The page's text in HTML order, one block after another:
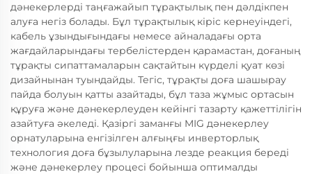
дәнекерлерді таңғажайып тұрақтылық пен дәлдікпен
алуға негіз болады. Бұл тұрақтылық кіріс кернеуіндегі,
кабель ұзындығындағы немесе айналадағы орта
жағдайларындағы тербелістерден қарамастан, доғаның
тұрақты сипаттамаларын сақтайтын күрделі қуат көзі
дизайнынан туындайды. Тегіс, тұрақты доға шашырау
пайда болуын қатты азайтады, бұл таза жұмыс ортасын
құруға және дәнекерлеуден кейінгі тазарту қажеттілігін
азайтуға әкеледі. Қазіргі заманғы MIG дәнекерлеу
орнатуларына енгізілген алғыңғы инверторлық
технология доға бұзылуларына лезде реакция береді
және дәнекерлеу процесі бойынша оптималды